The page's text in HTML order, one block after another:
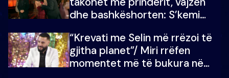
dhe bashkëshorten: S’kemi
“Krevati me Selin më rrëzoi të
gjitha planet”/ Miri rrëfen
momentet më të bukura në